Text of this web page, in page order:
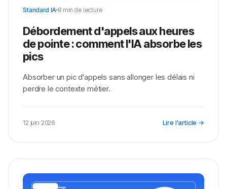
Standard IA 8 min de lecture
Débordement d'appels aux heures
de pointe : comment l'IA absorbe les
pics
Absorber un pic d'appels sans allonger les délais ni
perdre le contexte métier.
12 juin 2026 Lire l'article →